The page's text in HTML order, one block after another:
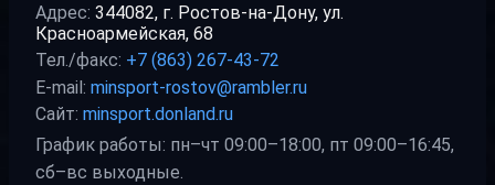
Адрес: 344082, г. Ростов-на-Дону, ул.
Красноармейская, 68
Тел./факс: +7 (863) 267-43-72
E-mail: minsport-rostov@rambler.ru
Сайт: minsport.donland.ru
График работы: пн–чт 09:00–18:00, пт 09:00–16:45,
сб–вс выходные.